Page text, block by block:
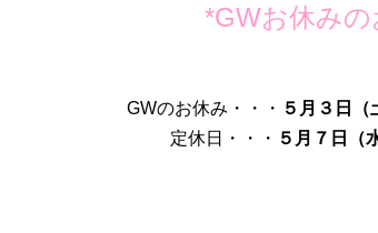
*GWお休み
GWのお休み・・・ ５月３日
定休日・・・ ５月７日（